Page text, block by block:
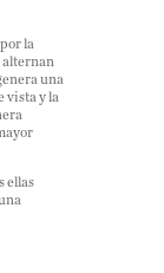
la
alternan
una
vista y la
ellas